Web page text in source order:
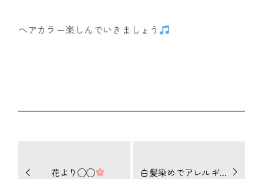
ヘアカラー楽しんでいきましょう
花より◯◯ 白髪染めでアレルギーがでてしまった。ノンジアミンカラーでも100%安心はできない。